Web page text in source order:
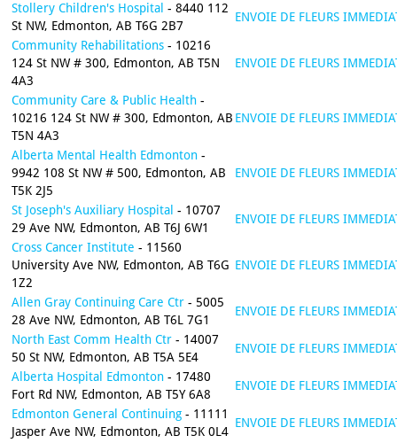
Stollery Children's Hospital - 8440 112
St NW, Edmonton, AB T6G 2B7
ENVOIE DE FLEURS
Community Rehabilitations - 10216
124 St NW # 300, Edmonton, AB T5N
4A3
ENVOIE DE FLEURS
Community Care & Public Health -
10216 124 St NW # 300, Edmonton, AB
T5N 4A3
ENVOIE DE FLEURS
Alberta Mental Health Edmonton -
9942 108 St NW # 500, Edmonton, AB
T5K 2J5
ENVOIE DE FLEURS
St Joseph's Auxiliary Hospital - 10707
29 Ave NW, Edmonton, AB T6J 6W1
ENVOIE DE FLEURS
Cross Cancer Institute - 11560
University Ave NW, Edmonton, AB T6G
1Z2
ENVOIE DE FLEURS
Allen Gray Continuing Care Ctr - 5005
28 Ave NW, Edmonton, AB T6L 7G1
ENVOIE DE FLEURS
North East Comm Health Ctr - 14007
50 St NW, Edmonton, AB T5A 5E4
ENVOIE DE FLEURS
Alberta Hospital Edmonton - 17480
Fort Rd NW, Edmonton, AB T5Y 6A8
ENVOIE DE FLEURS
Edmonton General Continuing - 11111
Jasper Ave NW, Edmonton, AB T5K 0L4
ENVOIE DE FLEURS